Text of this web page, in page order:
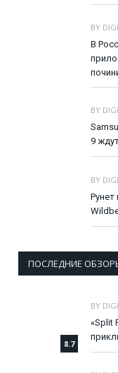
BY
В
BY
9
BY
Рунет
ПОСЛЕДНИЕ
8.7
BY
«Split